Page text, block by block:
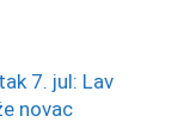
7. jul: Lav
novac